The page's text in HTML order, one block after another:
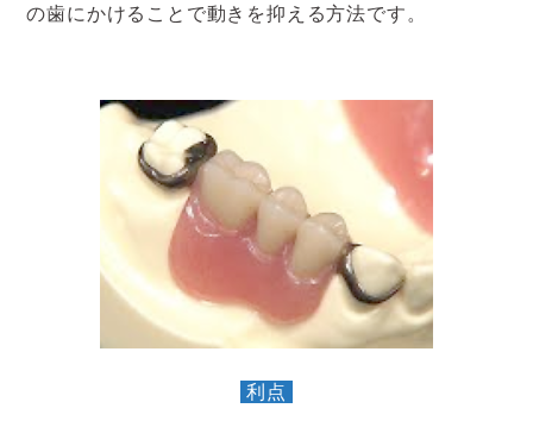
の歯にかけることで動きを抑える方法です。
利点